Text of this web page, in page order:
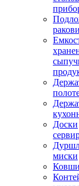
Доски
миски
Ковши